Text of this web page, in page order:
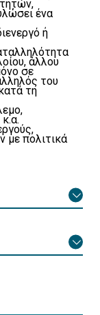
ένα
ή
άλλου
σε
του
τη
με πολιτικά